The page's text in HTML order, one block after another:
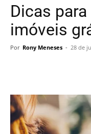
Dicas
imóveis
Por Rony Meneses - 28 de